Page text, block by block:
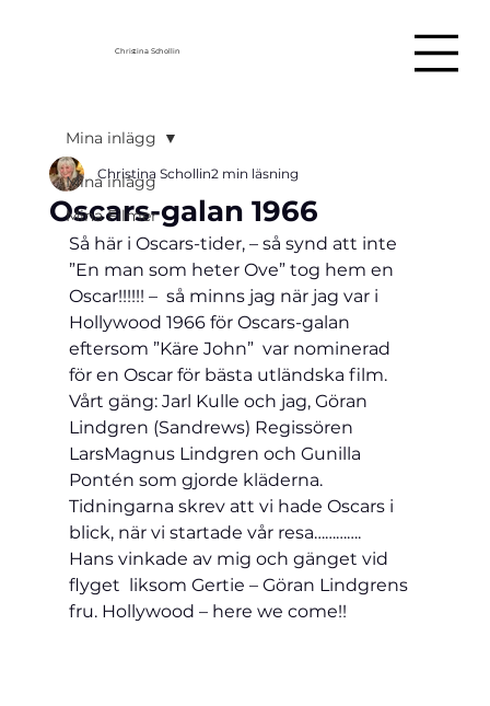
Christina Schollin
Mina inlägg
Mina Filmer
Mina inlägg
Oscars-galan 1966
Christina Schollin2 min läsning
Så här i Oscars-tider, – så synd att inte
”En man som heter Ove” tog hem en
Oscar!!!!!! –  så minns jag när jag var i
Hollywood 1966 för Oscars-galan
eftersom ”Käre John”  var nominerad
för en Oscar för bästa utländska film.
Vårt gäng: Jarl Kulle och jag, Göran
Lindgren (Sandrews) Regissören
LarsMagnus Lindgren och Gunilla
Pontén som gjorde kläderna.
Tidningarna skrev att vi hade Oscars i
blick, när vi startade vår resa………….
Hans vinkade av mig och gänget vid
flyget  liksom Gertie – Göran Lindgrens
fru. Hollywood – here we come!!